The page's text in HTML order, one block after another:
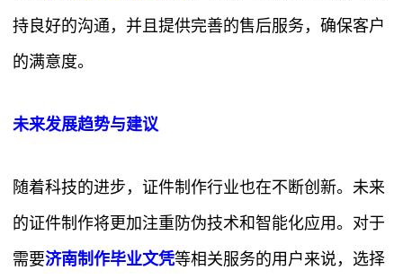
持良好的沟通，并且提供完善的售后服务，确保客户
的满意度。
未来发展趋势与建议
随着科技的进步，证件制作行业也在不断创新。未来
的证件制作将更加注重防伪技术和智能化应用。对于
需要济南制作毕业文凭等相关服务的用户来说，选择